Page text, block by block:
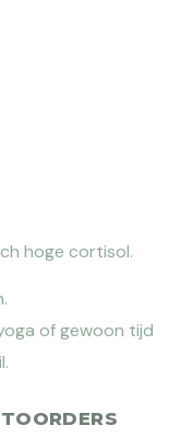
hoge cortisol.
of gewoon tijd